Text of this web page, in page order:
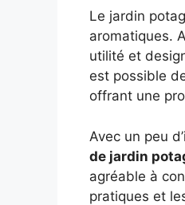
Le jardin
aromatiques.
utilité et
est possible
offrant une
Avec un peu
de jardin
agréable à
pratiques et